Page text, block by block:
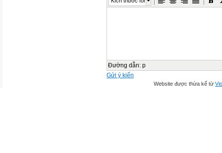
Đường dẫn: p
Gửi ý kiến
Website được thừa kế từ